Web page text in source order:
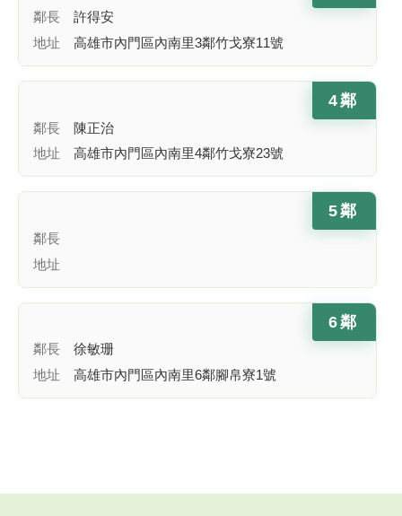
鄰長
許得安
地址
高雄市內門區內南里3鄰竹戈寮11號
4鄰
鄰長
陳正治
地址
高雄市內門區內南里4鄰竹戈寮23號
5鄰
鄰長
地址
6鄰
鄰長
徐敏珊
地址
高雄市內門區內南里6鄰腳帛寮1號